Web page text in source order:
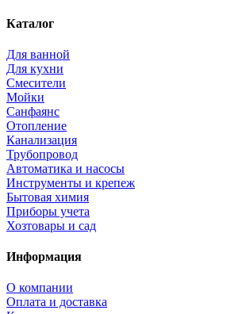
Каталог
Для ванной
Для кухни
Смесители
Мойки
Санфаянс
Отопление
Канализация
Трубопровод
Автоматика и насосы
Инструменты и крепеж
Бытовая химия
Приборы учета
Хозтовары и сад
Информация
О компании
Оплата и доставка